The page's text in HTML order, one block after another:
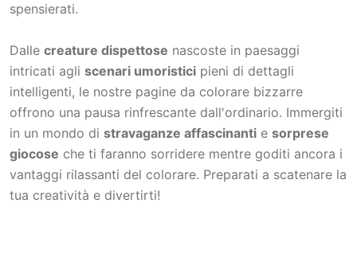
spensierati.
Dalle creature dispettose nascoste in paesaggi
intricati agli scenari umoristici pieni di dettagli
intelligenti, le nostre pagine da colorare bizzarre
offrono una pausa rinfrescante dall'ordinario. Immergiti
in un mondo di stravaganze affascinanti e sorprese
giocose che ti faranno sorridere mentre goditi ancora i
vantaggi rilassanti del colorare. Preparati a scatenare la
tua creatività e divertirti!